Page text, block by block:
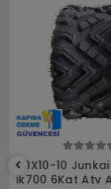
20X10-10 Junkai
jk700 6Kat Atv